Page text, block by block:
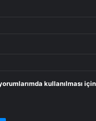
kullanılması